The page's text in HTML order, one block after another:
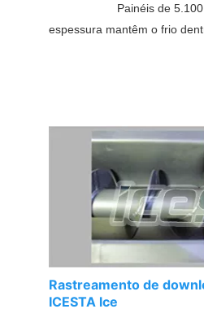
Painéis de
espessura mantêm o frio
Rastreamento de
ICESTA lce